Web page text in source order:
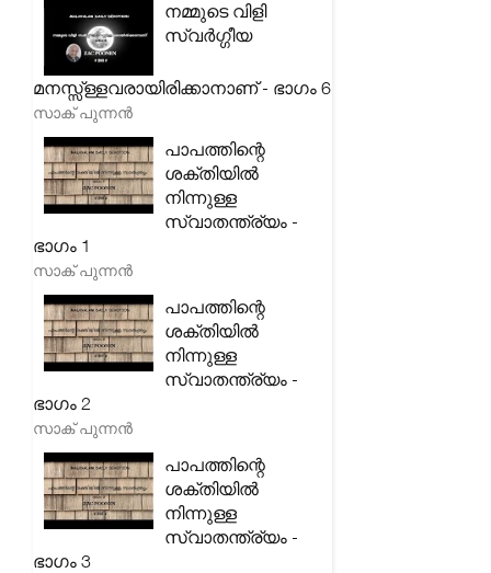
നമ്മുടെ വിളി
സ്വർഗ്ഗീയ
മനസ്സ്ള്ളവരായിരിക്കാനാണ് - ഭാഗം 6
സാക് പുന്നൻ
പാപത്തിന്റെ
ശക്തിയിൽ
നിന്നുള്ള
സ്വാതന്ത്ര്യം -
ഭാഗം 1
സാക് പുന്നൻ
പാപത്തിന്റെ
ശക്തിയിൽ
നിന്നുള്ള
സ്വാതന്ത്ര്യം -
ഭാഗം 2
സാക് പുന്നൻ
പാപത്തിന്റെ
ശക്തിയിൽ
നിന്നുള്ള
സ്വാതന്ത്ര്യം -
ഭാഗം 3